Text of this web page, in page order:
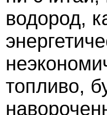
водород,
топливо,